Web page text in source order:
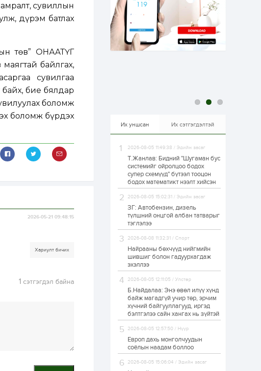
сувиллын
дүрэм батлах
төв” ОНӨААТҮГ
байлгах,
сувилгаа
бие бялдар
боломж
боломж бүрдэх
2026-05-21 09:48:15
Хариулт бичих
1 сэтгэгдэл байна
Цалинтай ээжийн 50
мянган төгрөгийн
тэтгэмжийг 500
мянгад хүргэх
өргөдөлд санал авч
эхэлжээ
1 өдөр 2
өсөж байна
1 өдөр 0
Худалдагч
Н.Амарзаяа:
Дэлгүүрийн 32
хуудастай өрийн
дэвтэр долоо хоногт
л дүүрдэг
1 өдөр 0
Б.Хулан дэлхийн
аварга боллоо
1 өдөр 0
намрын экспортын
орлого Монголд
юм
1 өдөр 0
Автомашины улсын
тоогоор төгссөн бол
өнөөдөр шатахуун
авна
Их уншсан Их сэтгэгдэлтэй
2026-08-05 11:49:38 / Эдийн засаг
Т.Жанлав: Бидний "Шугаман бус
системийг ойролцоо бодох
супер схемүүд" бүтээл тооцон
бодох математикт нээлт хийсэн
2026-08-05 15:02:31 / Эдийн засаг
ЗГ: Автобензин, дизель
түлшний онцгой албан татварыг
тэглэлээ
2026-08-08 11:32:31 / Спорт
Найрааны бөхчүүд нийгмийн
шившиг болон гадуурхагдаж
эхэллээ
2026-08-05 12:11:05 / Улстөр
Б.Найдалаа: Энэ өвөл илүү хүнд
байж магадгүй учир төр, эрчим
хүчний байгууллагууд, иргэд
бэлтгэлээ сайн хангах нь зүйтэй
2026-08-05 12:57:50 / Нүүр
Европ дахь монголчуудын
соёлын наадам боллоо
2026-08-05 15:06:04 / Эдийн засаг